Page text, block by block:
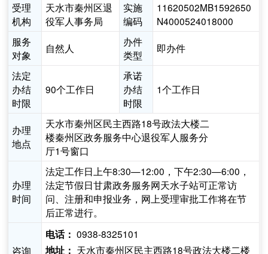
受理
机构
天水市秦州区退
役军人事务局
实施
编码
11620502MB1592650
N4000524018000
服务
对象
自然人
办件
类型
即办件
法定
办结
时限
90个工作日
承诺
办结
时限
1个工作日
办理
地点
天水市秦州区民主西路18号政法大楼二
楼秦州区政务服务中心退役军人服务分
厅1号窗口
办理
时间
法定工作日上午8:30—12:00，下午2:30—6:00，
法定节假日甘肃政务服务网天水子站可正常访
问、注册和申报业务，网上受理审批工作将在节
后正常进行。
咨询
电话： 0938-8325101
地址： 天水市秦州区民主西路18号政法大楼二楼